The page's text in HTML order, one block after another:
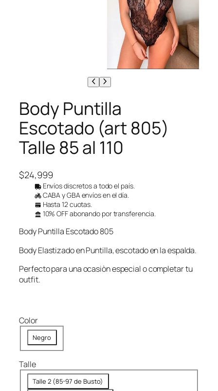
Body Puntilla
Escotado (art 805)
Talle 85 al 110
$24,999
Envíos discretos a todo el país.
CABA y GBA envíos en el día.
Hasta 12 cuotas.
10% OFF abonando por transferencia.
Body Puntilla Escotado 805
Body Elastizado en Puntilla, escotado en la espalda.
Perfecto para una ocasiòn especial o completar tu
outfit.
Color
Negro
Talle
Talle 2 (85-97 de Busto)